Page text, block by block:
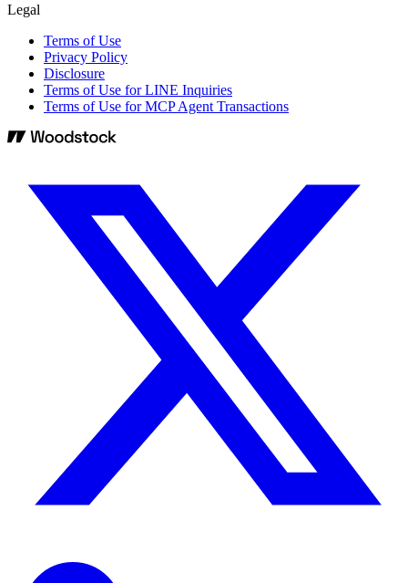
Legal
Terms of Use
Privacy Policy
Disclosure
Terms of Use for LINE Inquiries
Terms of Use for MCP Agent Transactions